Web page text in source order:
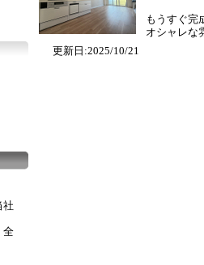
社
全
もうすぐ完
オシャレな
更新日:2025/10/21